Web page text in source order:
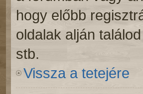
hogy előbb
oldalak alján
stb.
Vissza a tetejére